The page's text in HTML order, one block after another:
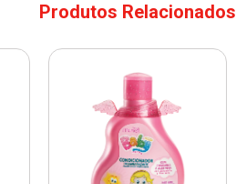
Produtos Relacionados